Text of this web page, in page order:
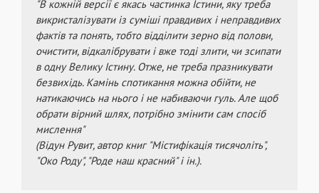
"В кожній версії є якась частинка Істини, яку треба
викристалізувати із суміші правдивих і неправдивих
фактів та понять, тобто відділити зерно від полови,
очистити, відкалібрувати і вже тоді злити, чи зсипати
в одну Велику Істину. Отже, не треба празникувати
безвихідь. Камінь спотикання можна обійти, не
натикаючись на нього і не набиваючи гуль. Але щоб
обрати вірний шлях, потрібно змінити сам спосіб
мислення"
(Відун Рувит, автор книг "Містифікація тисячоліть",
"Око Роду", "Роде наш красний" і ін.).